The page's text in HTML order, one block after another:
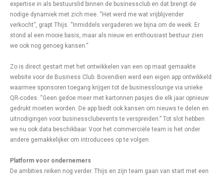
expertise in als bestuurslid binnen de businessclub en dat brengt de
nodige dynamiek met zich mee. “Het werd me wat vrijblijvender
verkocht”, grapt Thijs. “Inmiddels vergaderen we bijna om de week. Er
stond al een mooie basis, maar als nieuw en enthousiast bestuur zien
we ook nog genoeg kansen.”
Zo is direct gestart met het ontwikkelen van een op maat gemaakte
website voor de Business Club. Bovendien werd een eigen app ontwikkeld
waarmee sponsoren toegang krijgen tot de businesslounge via unieke
QR-codes. “Geen gedoe meer met kartonnen pasjes die elk jaar opnieuw
gedrukt moeten worden. De app biedt ook kansen om nieuws te delen en
uitnodigingen voor businessclubevents te verspreiden.” Tot slot hebben
we nu ook data beschikbaar. Voor het commerciële team is het onder
andere gemakkelijker om introducees op te volgen.
Platform voor ondernemers
De ambities reiken nog verder. Thijs en zijn team gaan van start met een